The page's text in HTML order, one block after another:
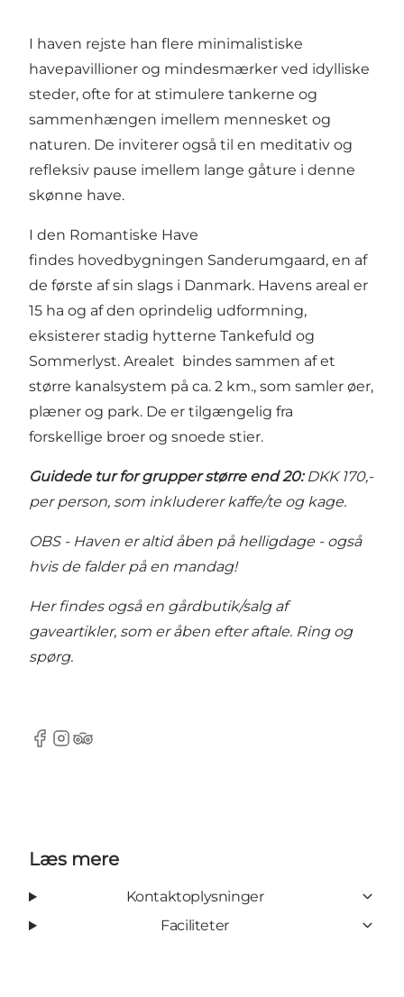
I haven rejste han flere minimalistiske
havepavillioner og mindesmærker ved idylliske
steder, ofte for at stimulere tankerne og
sammenhængen imellem mennesket og
naturen. De inviterer også til en meditativ og
refleksiv pause imellem lange gåture i denne
skønne have.
I den Romantiske Have
findes hovedbygningen Sanderumgaard, en af
de første af sin slags i Danmark. Havens areal er
15 ha og af den oprindelig udformning,
eksisterer stadig hytterne Tankefuld og
Sommerlyst. Arealet bindes sammen af et
større kanalsystem på ca. 2 km., som samler øer,
plæner og park. De er tilgængelig fra
forskellige broer og snoede stier.
Guidede tur for grupper større end 20: DKK 170,-
per person, som inkluderer kaffe/te og kage.
OBS - Haven er altid åben på helligdage - også
hvis de falder på en mandag!
Her findes også en gårdbutik/salg af
gaveartikler, som er åben efter aftale. Ring og
spørg.
Facebook
Instagram
Tripadvisor
Læs mere
Kontaktoplysninger
Faciliteter